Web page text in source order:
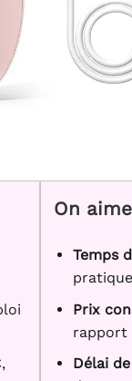
On
Temps
Prix
rapport
Délai